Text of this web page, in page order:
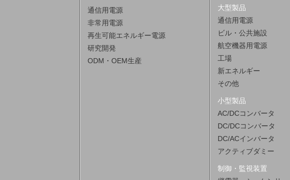
通信用電源
非常用電源
再生可能エネルギー電源
研究開発
ODM・OEM生産
大型製品
通信用電源
ビル・公共施設
航空機器用電源
工場
新エネルギー
その他
小型製品
AC/DCコンバータ
DC/DCコンバータ
DC/ACインバータ
アクティブダミー
制御・監視装置